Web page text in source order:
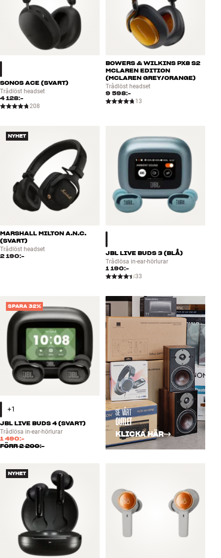
SONOS ACE (SVART)
Trådlöst headset
4 128:-
208
BOWERS & WILKINS PX8 S2
MCLAREN EDITION
(MCLAREN GREY/ORANGE)
Trådlöst headset
9 598:-
13
NYHET
MARSHALL MILTON A.N.C.
(SVART)
Trådlöst headset
2 190:- JBL LIVE BUDS 3 (BLÅ)
Trådlösa in-ear-hörlurar
1 190:-
33
SPARA 32%
JBL LIVE BUDS 4 (SVART)
Trådlösa in-ear-hörlurar
1 490:-
FÖRR2 200:-
SE VÅRT
OUTLET
KLICKA HÄR
NYHET